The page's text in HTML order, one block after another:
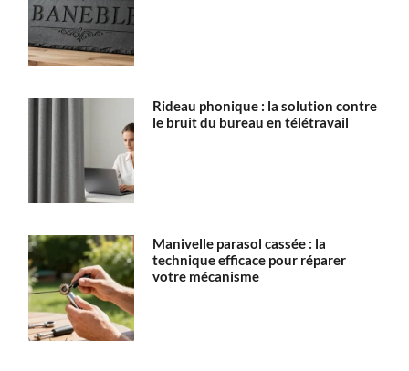
Rideau phonique : la solution contre
le bruit du bureau en télétravail
Manivelle parasol cassée : la
technique efficace pour réparer
votre mécanisme